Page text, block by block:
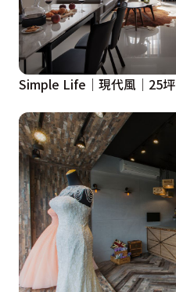
Simple Life｜現代風｜25坪